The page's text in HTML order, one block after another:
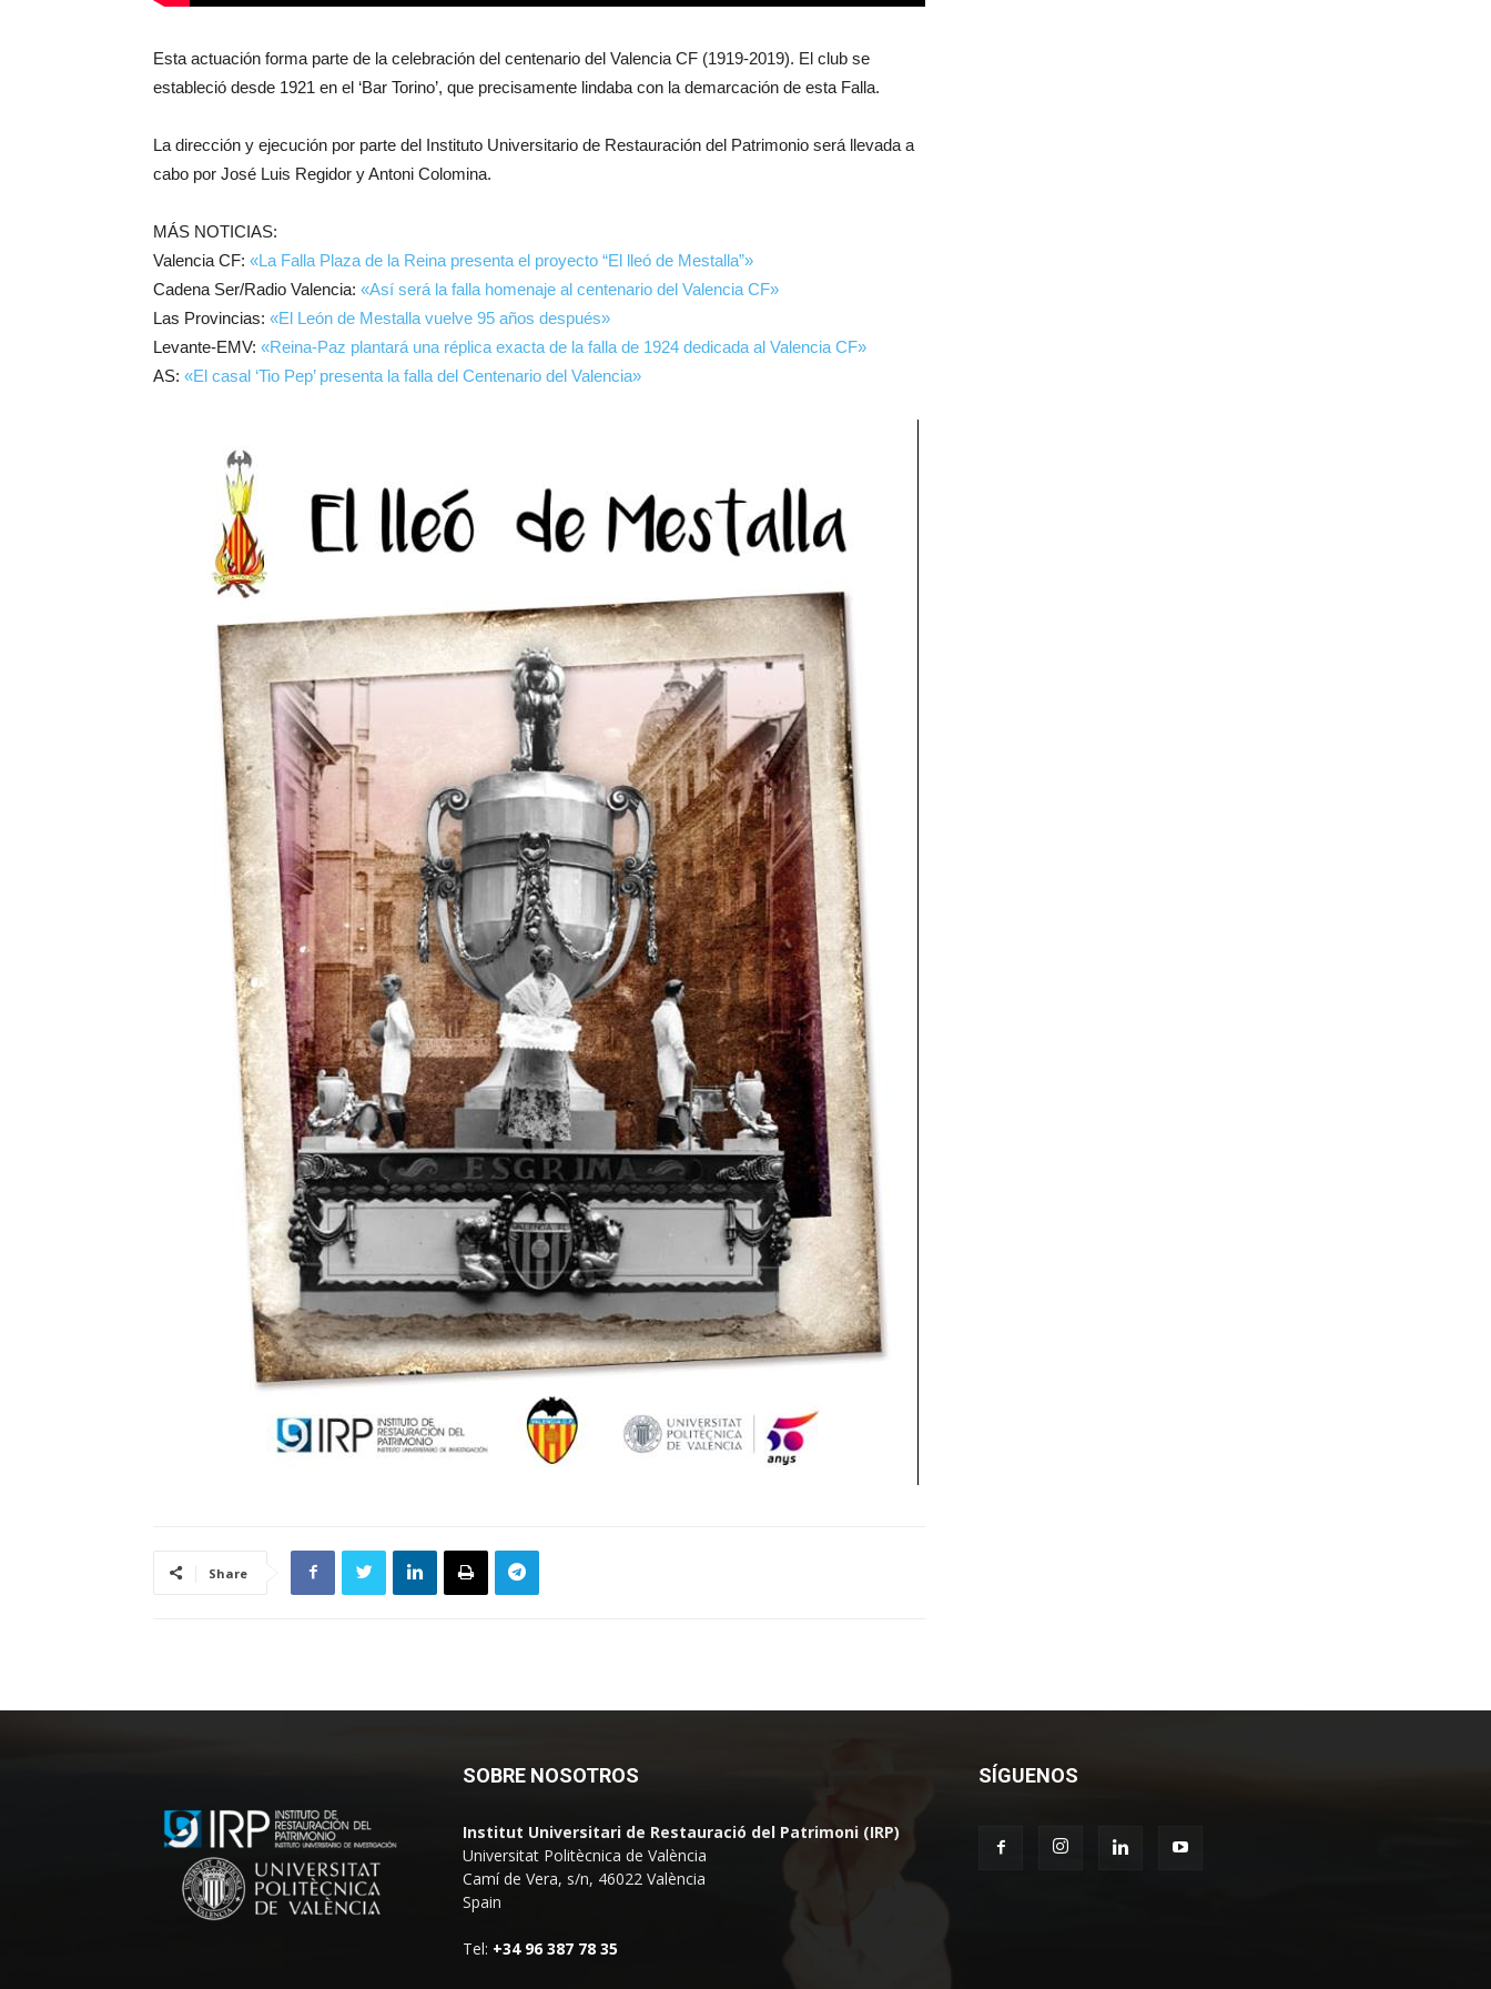
Esta actuación forma parte de la celebración del centenario del Valencia CF (1919-2019). El club se
estableció desde 1921 en el ‘Bar Torino’, que precisamente lindaba con la demarcación de esta Falla.
La dirección y ejecución por parte del Instituto Universitario de Restauración del Patrimonio será llevada a
cabo por José Luis Regidor y Antoni Colomina.
MÁS NOTICIAS:
Valencia CF: «La Falla Plaza de la Reina presenta el proyecto “El lleó de Mestalla”»
Cadena Ser/Radio Valencia: «Así será la falla homenaje al centenario del Valencia CF»
Las Provincias: «El León de Mestalla vuelve 95 años después»
Levante-EMV: «Reina-Paz plantará una réplica exacta de la falla de 1924 dedicada al Valencia CF»
AS: «El casal ‘Tio Pep’ presenta la falla del Centenario del Valencia»
Share
SOBRE NOSOTROS
Institut Universitari de Restauració del Patrimoni (IRP)
Universitat Politècnica de València
Camí de Vera, s/n, 46022 València
Spain
Tel: +34 96 387 78 35
SÍGUENOS